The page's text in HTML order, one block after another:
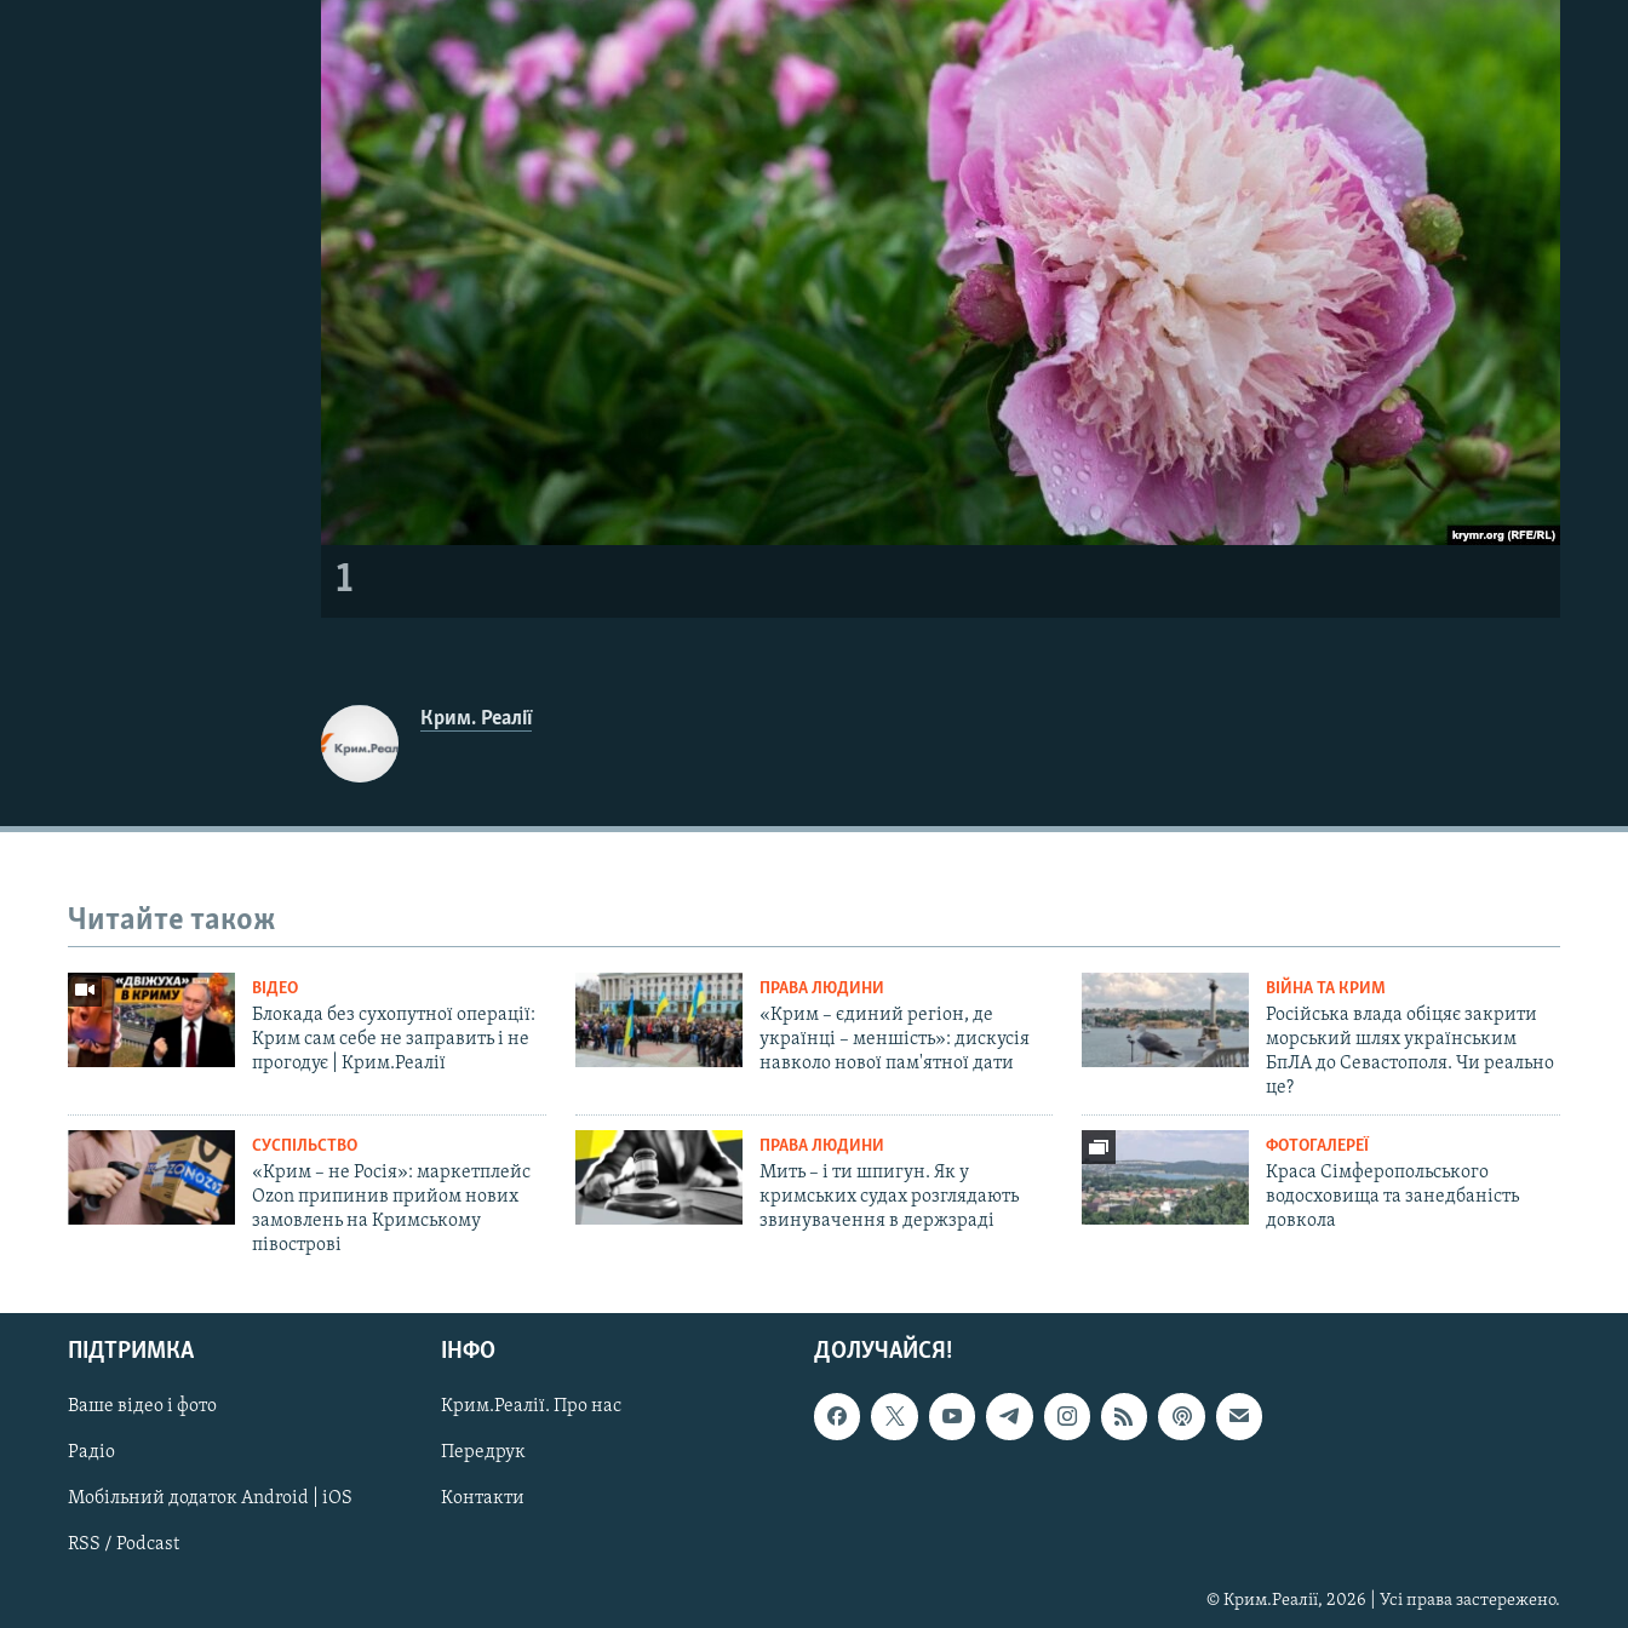
Русский
Qırımtatar
ДОЛУЧАЙСЯ!
1
Крим. Реалії
Читайте також
ВІДЕО
Блокада без сухопутної операції:
Крим сам себе не заправить і не
прогодує | Крим.Реалії
ПРАВА ЛЮДИНИ
«Крим – єдиний регіон, де
українці – меншість»: дискусія
навколо нової пам'ятної дати
ВІЙНА ТА КРИМ
Російська влада обіцяє закрити
морський шлях українським
БпЛА до Севастополя. Чи реально
це?
СУСПІЛЬСТВО
«Крим – не Росія»: маркетплейс
Ozon припинив прийом нових
замовлень на Кримському
півострові
ПРАВА ЛЮДИНИ
Мить – і ти шпигун. Як у
кримських судах розглядають
звинувачення в держзраді
ФОТОГАЛЕРЕЇ
Краса Сімферопольського
водосховища та занедбаність
довкола
ДОЛУЧАЙСЯ!
ПІДТРИМКА
Ваше відео і фото
Радіо
Мобільний додаток Android | iOS
RSS / Podcast
ІНФО
Крим.Реалії. Про нас
Передрук
Контакти
© Крим.Реалії, 2026 | Усі права застережено.